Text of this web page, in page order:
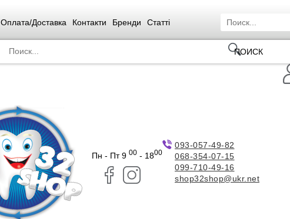
Оплата/Доставка Контакти Бренди Статті
ПОИСК
Пн - Пт 9 00 - 1800
093-057-49-82
068-354-07-15
099-710-49-16
shop32shop@ukr.net